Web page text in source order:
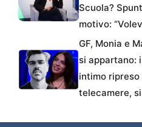
Scuola?
motivo:
GF, Monia e
si appartano:
intimo ripreso
telecamere,